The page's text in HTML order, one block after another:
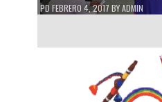
PD FEBRERO 4, 2017 BYADMIN